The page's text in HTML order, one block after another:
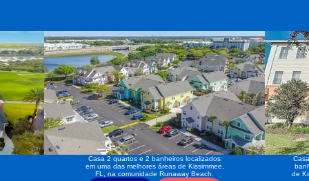
Casa 2 quartos e 2 banheiros localizados
em uma das melhores áreas de Kissimmee,
FL, na comunidade Runaway Beach.
de